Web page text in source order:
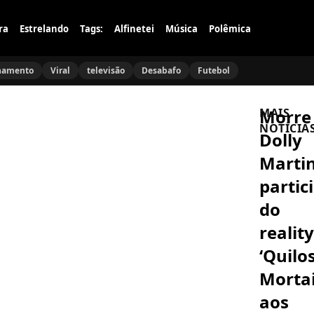
Estrelando Tags: Alfinetei Música Polêmica
Viral televisão Desabafo Futebol
Morre
Dolly
do
reality
aos
MAIS
AUDIÊNCIAS
Novela
Reis
Continua
Não
Perde
o
na
AUDIÊNCIAS
Jesus
Arrasa
nas
e
Clodd